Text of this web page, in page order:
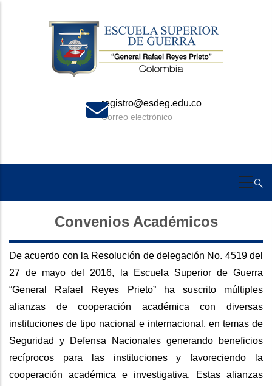
registro@esdeg.edu.co
Correo electrónico
Convenios Académicos
De acuerdo con la Resolución de delegación No. 4519 del
27 de mayo del 2016, la Escuela Superior de Guerra
“General Rafael Reyes Prieto” ha suscrito múltiples
alianzas de cooperación académica con diversas
instituciones de tipo nacional e internacional, en temas de
Seguridad y Defensa Nacionales generando beneficios
recíprocos para las instituciones y favoreciendo la
cooperación académica e investigativa. Estas alianzas